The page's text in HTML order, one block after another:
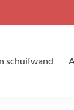
schuifwand